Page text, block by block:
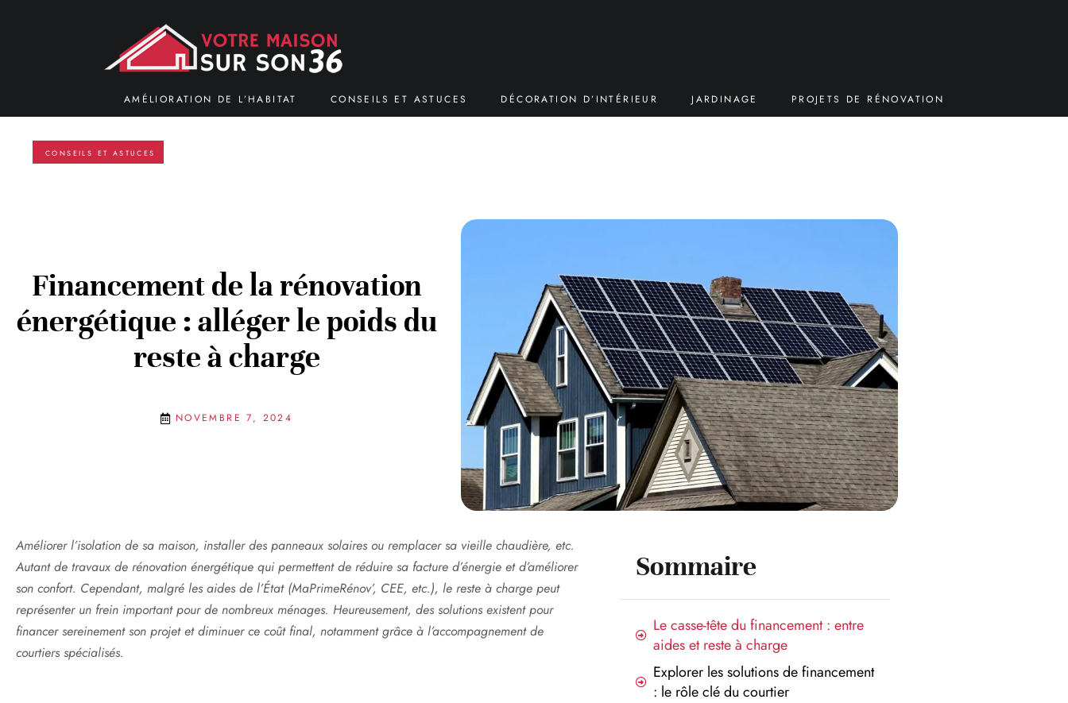
AMÉLIORATION DE L’HABITAT CONSEILS ET ASTUCES DÉCORATION D’INTÉRIEUR JARDINAGE PROJETS DE RÉNOVATION
CONSEILS ET ASTUCES
Financement de la rénovation
énergétique : alléger le poids du
reste à charge
NOVEMBRE 7, 2024
Améliorer l’isolation de sa maison, installer des panneaux solaires ou remplacer sa vieille chaudière, etc.
Autant de travaux de rénovation énergétique qui permettent de réduire sa facture d’énergie et d’améliorer
son confort. Cependant, malgré les aides de l’État (MaPrimeRénov’, CEE, etc.), le reste à charge peut
représenter un frein important pour de nombreux ménages. Heureusement, des solutions existent pour
financer sereinement son projet et diminuer ce coût final, notamment grâce à l’accompagnement de
courtiers spécialisés.
Sommaire
Le casse-tête du financement : entre
aides et reste à charge
Explorer les solutions de financement
: le rôle clé du courtier